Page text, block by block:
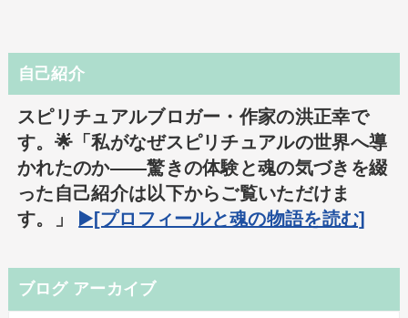
自己紹介
スピリチュアルブロガー・作家の洪正幸で
す。🌟「私がなぜスピリチュアルの世界へ導
かれたのか――驚きの体験と魂の気づきを綴
った自己紹介は以下からご覧いただけま
す。」
▶️[プロフィールと魂の物語を読む]
ブログ アーカイブ